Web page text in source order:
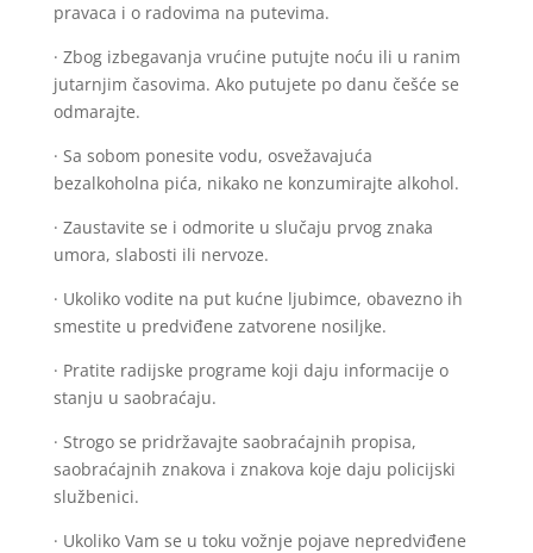
pravaca i o radovima na putevima.
· Zbog izbegavanja vrućine putujte noću ili u ranim
jutarnjim časovima. Ako putujete po danu češće se
odmarajte.
· Sa sobom ponesite vodu, osvežavajuća
bezalkoholna pića, nikako ne konzumirajte alkohol.
· Zaustavite se i odmorite u slučaju prvog znaka
umora, slabosti ili nervoze.
· Ukoliko vodite na put kućne ljubimce, obavezno ih
smestite u predviđene zatvorene nosiljke.
· Pratite radijske programe koji daju informacije o
stanju u saobraćaju.
· Strogo se pridržavajte saobraćajnih propisa,
saobraćajnih znakova i znakova koje daju policijski
službenici.
· Ukoliko Vam se u toku vožnje pojave nepredviđene